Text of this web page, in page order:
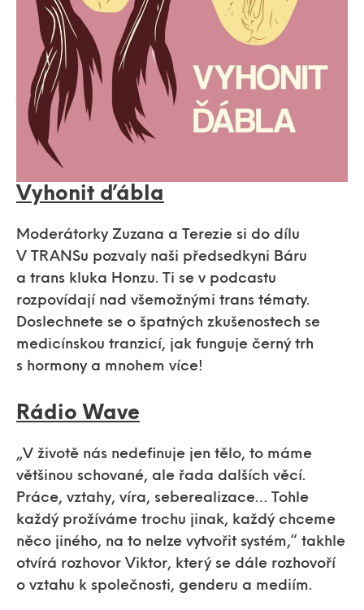
Vyhonit ďábla
Moderátorky Zuzana a Terezie si do dílu
V TRANSu pozvaly naši předsedkyni Báru
a trans kluka Honzu. Ti se v podcastu
rozpovídají nad všemožnými trans tématy.
Doslechnete se o špatných zkušenostech se
medicínskou tranzicí, jak funguje černý trh
s hormony a mnohem více!
Rádio Wave
„V životě nás nedefinuje jen tělo, to máme
většinou schované, ale řada dalších věcí.
Práce, vztahy, víra, seberealizace… Tohle
každý prožíváme trochu jinak, každý chceme
něco jiného, na to nelze vytvořit systém,“ takhle
otvírá rozhovor Viktor, který se dále rozhovoří
o vztahu k společnosti, genderu a mediím.